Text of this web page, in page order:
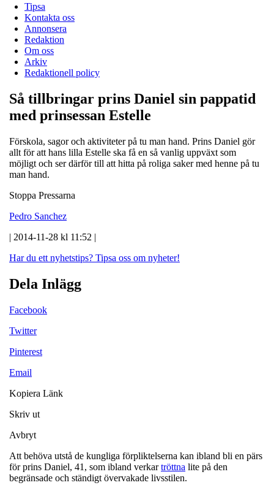
Tipsa
Kontakta oss
Annonsera
Redaktion
Om oss
Arkiv
Redaktionell policy
Så tillbringar prins Daniel sin pappatid
med prinsessan Estelle
Förskola, sagor och aktiviteter på tu man hand. Prins Daniel gör
allt för att hans lilla Estelle ska få en så vanlig uppväxt som
möjligt och ser därför till att hitta på roliga saker med henne på tu
man hand.
Stoppa Pressarna
Pedro Sanchez
| 2014-11-28 kl 11:52 |
Har du ett nyhetstips? Tipsa oss om nyheter!
Dela Inlägg
Facebook
Twitter
Pinterest
Email
Kopiera Länk
Skriv ut
Avbryt
Att behöva utstå de kungliga förpliktelserna kan ibland bli en pärs
för prins Daniel, 41, som ibland verkartröttna lite på den
begränsade och ständigt övervakade livsstilen.